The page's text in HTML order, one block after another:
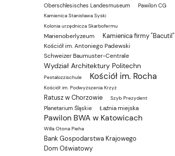
Oberschlesisches Landesmuseum
Pawilon CG
Kamienica Stanisława Syski
Kolonia urzędnicza Skarbofermu
Marienoberlyzeum Kamienica firmy "Bacutil"
Kościół im. Antoniego Padewski
Schweizer Baumuster-Centrale
Wydział Architektury Politechn
Pestalozzischule Kościół im. Rocha
Kościół im. Podwyższenia Krzyż
Ratusz w Chorzowie Szyb Prezydent
Planetarium Śląskie Łaźnia miejska
Pawilon BWA w Katowicach
Willa Otona Pieha
Bank Gospodarstwa Krajowego
Dom Oświatowy